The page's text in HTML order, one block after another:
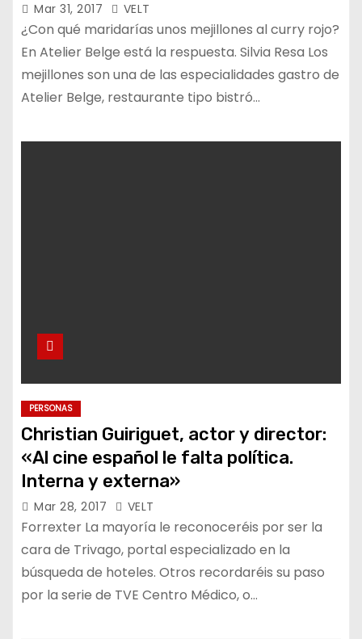
Mar 31, 2017 VELT
¿Con qué maridarías unos mejillones al curry rojo?
En Atelier Belge está la respuesta. Silvia Resa Los
mejillones son una de las especialidades gastro de
Atelier Belge, restaurante tipo bistró…
PERSONAS
Christian Guiriguet, actor y director:
«Al cine español le falta política.
Interna y externa»
Mar 28, 2017 VELT
Forrexter La mayoría le reconoceréis por ser la
cara de Trivago, portal especializado en la
búsqueda de hoteles. Otros recordaréis su paso
por la serie de TVE Centro Médico, o…